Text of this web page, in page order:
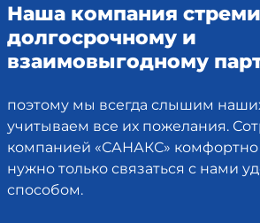
Наша компания
долгосрочному и
взаимовыгодному
поэтому мы всегда слышим
учитываем все их пожелания.
компанией «САНАКС» комфортно
нужно только связаться с нами
способом.